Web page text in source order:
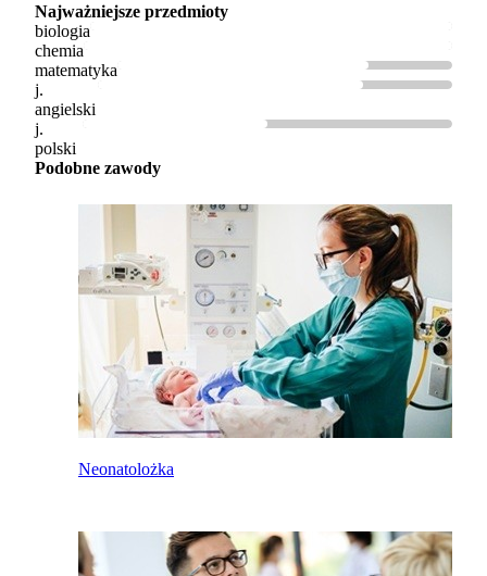
Najważniejsze przedmioty
biologia
chemia
matematyka
j.
angielski
j.
polski
Podobne zawody
Neonatolożka